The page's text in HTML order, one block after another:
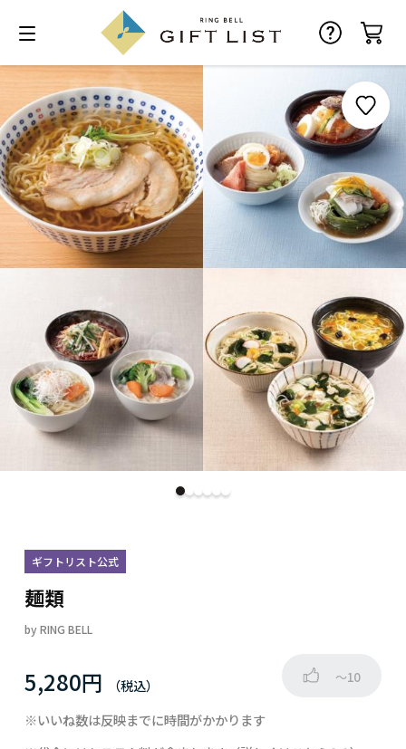
お気に入り
ギフトリスト公式
麺類
byRING BELL
5,280円 ～10
※いいね数は反映までに時間がかかります